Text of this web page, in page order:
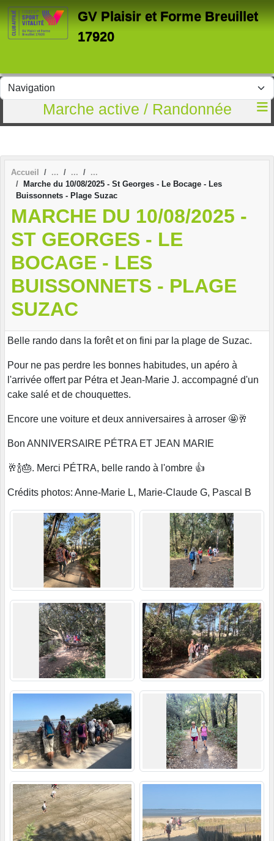
GV Plaisir et Forme Breuillet
17920
Marche active / Randonnée
Accueil
Marche du 10/08/2025 - St Georges - Le Bocage - Les
Buissonnets - Plage Suzac
MARCHE DU 10/08/2025 -
ST GEORGES - LE
BOCAGE - LES
BUISSONNETS - PLAGE
SUZAC
Belle rando dans la forêt et on fini par la plage de Suzac.
Pour ne pas perdre les bonnes habitudes, un apéro à
l'arrivée offert par Pétra et Jean-Marie J. accompagné d'un
cake salé et de chouquettes.
Encore une voiture et deux anniversaires à arroser 🤩🥂
Bon ANNIVERSAIRE PÉTRA ET JEAN MARIE
🥂🍾🎂. Merci PÉTRA, belle rando à l'ombre 👍
Crédits photos: Anne-Marie L, Marie-Claude G, Pascal B
Panneau de gestion des cookies